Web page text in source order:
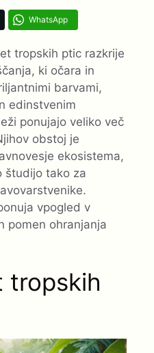
WhatsApp
tropskih ptic razkrije
ki očara in
barvami,
edinstvenim
ponujajo veliko več
obstoj je
ekosistema,
študijo tako za
vpogled v
pomen ohranjanja
tropskih